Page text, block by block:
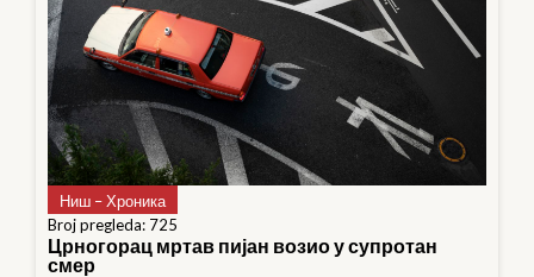
Ниш – Хроника
Broj pregleda: 725
Црногорац мртав пијан возио у супротан
смер